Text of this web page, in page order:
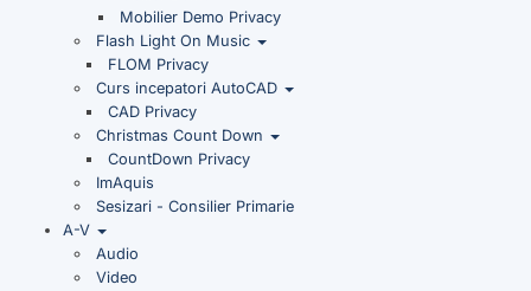
Mobilier Demo Privacy
Flash Light On Music
FLOM Privacy
Curs incepatori AutoCAD
CAD Privacy
Christmas Count Down
CountDown Privacy
ImAquis
Sesizari - Consilier Primarie
A-V
Audio
Video